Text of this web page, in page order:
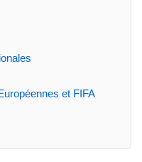
et FIFA